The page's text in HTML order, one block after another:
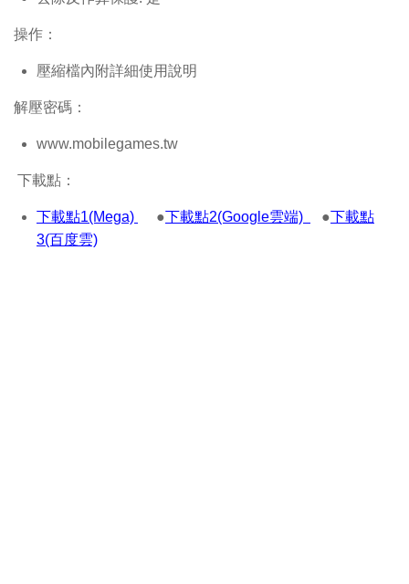
操作：
壓縮檔內附詳細使用說明
解壓密碼：
www.mobilegames.tw
下載點：
下載點1(Mega) ●下載點2(Google雲端) ●下載點
3(百度雲)